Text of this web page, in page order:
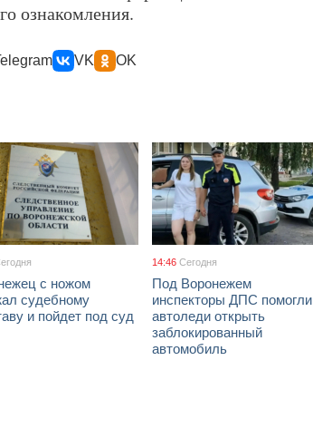
ознакомления.
VK OK
с ножом
судебному
и пойдет под суд
14:46 Сегодня
Под Воронежем
инспекторы ДПС помогли
автоледи открыть
заблокированный
автомобиль